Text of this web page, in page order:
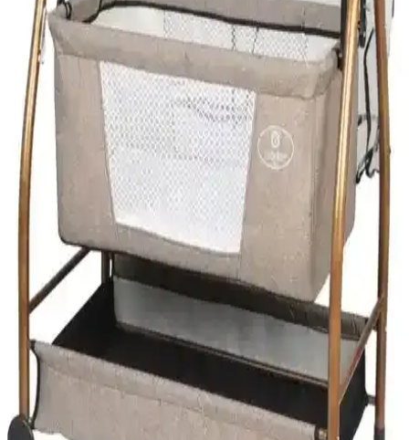
Polly Baby Keten Silinebilir Portatif Beşik ile Svava
Portatif Bebek Hamağı Karşılaştırması
Bu karşılaştırma Polly Baby Keten Fileli Silinebilir Portatif Beşik ile
Svava Portatif Bebek Hamağı’nı konfor, güvenlik, kullanım
kolaylığı ve taşınabilirlik açısından inceler; iç yatak boyutları, kumaş
türü ve kullanıcı geri bildirimleri özetlenir.
Chicco Next2me Magic Evo ve Prego 4091 Carmela
Elektrikli Beşik Karşılaştırması
Chicco Next2me Magic Evo ve Prego 4091 Carmela beşiklerin
özellikleri, kullanıcı yorumları ve karşılaştırmasıyla, ebeveynlere en
uygun beşik seçeneğini sunuyoruz.
Holmen Milas ve Svava Elyaflı Bebek Hamak
Beşikleri Karşılaştırması
Holmen Milas ve Svava bebek hamak beşiklerinin özellikleri,
avantajları ve kullanıcı yorumlarıyla detaylı karşılaştırması.
Güvenlik, kullanım kolaylığı ve tasarım açısından hangisi sizin için
uygun? Öğrenin.
Elit Bebek Beşiği Özellikleri ve Kullanım Avantajları
Hakkında Detaylı Bilgi